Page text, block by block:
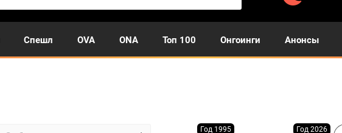
Спешл OVA ONA Топ 100 Онгоинги Анонсы
Год 1995 Год 2026